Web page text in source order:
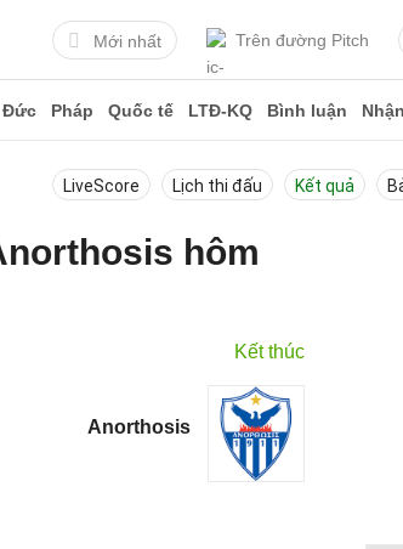
Mới nhất Trên đường Pitch
Đức Pháp Quốc tế LTĐ-KQ Bình luận
LiveScore Lịch thi đấu Kết quả
hôm
Kết thúc
Anorthosis